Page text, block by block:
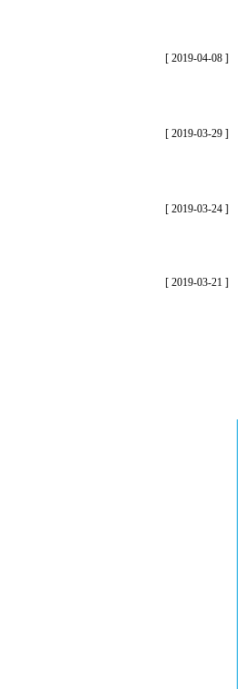
[ 2019-04-08 ]
[ 2019-03-29 ]
[ 2019-03-24 ]
[ 2019-03-21 ]